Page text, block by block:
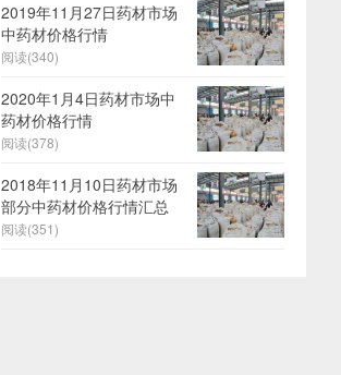
2019年11月27日药材市场
中药材价格行情
阅读(340)
2020年1月4日药材市场中
药材价格行情
阅读(378)
2018年11月10日药材市场
部分中药材价格行情汇总
阅读(351)